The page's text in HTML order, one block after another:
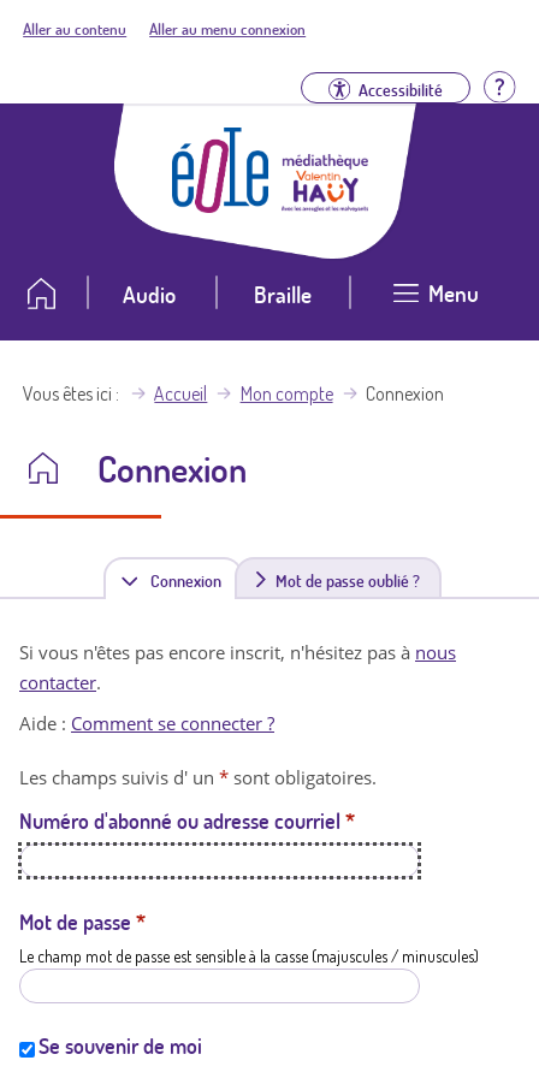
Aller au contenu Aller au menu connexion
Accessibilité
Audio Braille Menu
Vous êtes ici Accueil Mon compte Connexion
Connexion
Connexion(
n
t
a
t
i
Mot de passe oublié ?
Si vous n'êtes pas encore inscrit, n'hésitez pas à nous
contacter.
Aide : Comment se connecter ?
Les champs suivis d' un * sont obligatoires.
Numéro d'abonné ou adresse courriel *
Mot de passe *
Le champ mot de passe est sensible à la casse (majuscules / minuscules)
Se souvenir de moi